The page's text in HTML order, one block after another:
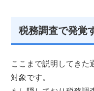
税務調査で発覚
ここまで説明してきた
対象です。